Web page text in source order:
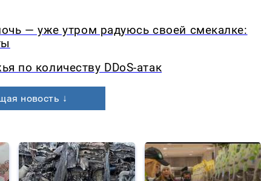
— уже утром радуюсь своей смекалке:
по количеству DDoS-атак
новость ↓